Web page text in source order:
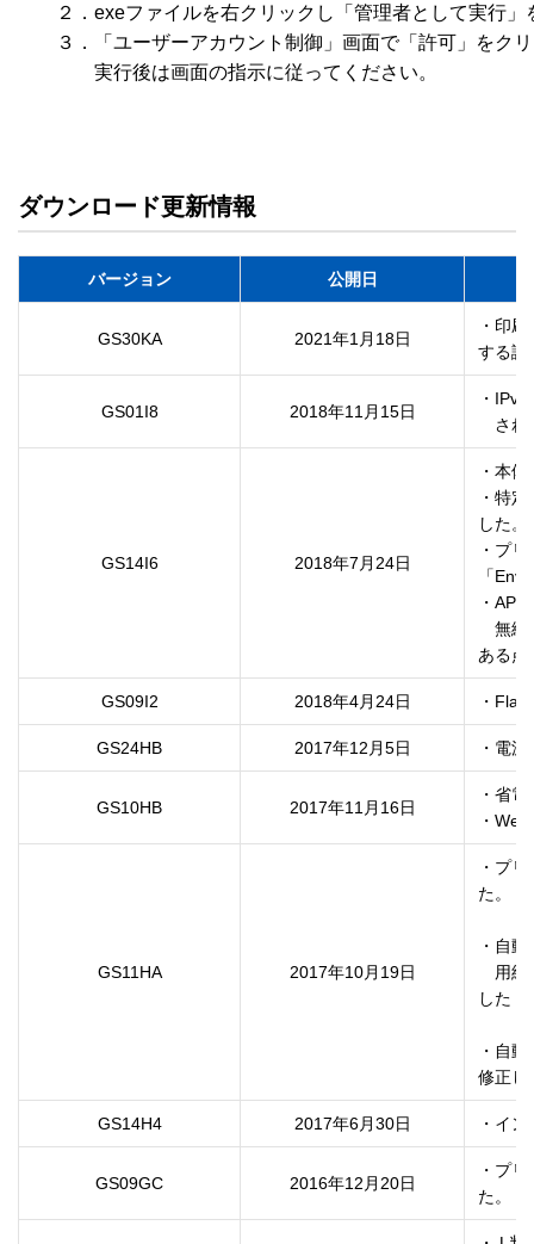
２．exeファイルを右クリックし「管理者として実行」
３．「ユーザーアカウント制御」画面で「許可」をクリ
実行後は画面の指示に従ってください。
ダウンロード更新情報
バージョン 公開日
GS30KA 2021年1月18日
・印
する課
GS01I8 2018年11月15日
・
され
GS14I6 2018年7月24日
・本
・特
した。
・プ
「
・AP
無線
ある点
GS09I2 2018年4月24日 ・
GS24HB 2017年12月5日 ・電
GS10HB 2017年11月16日
・省
・
GS11HA 2017年10月19日
・プ
た。
・自
用紙
した
・自
修正し
GS14H4 2017年6月30日 ・イ
GS09GC 2016年12月20日
・プ
た。